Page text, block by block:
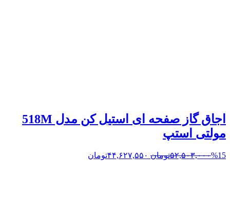
اجاق گاز صفحه ای استیل کن مدل 518M
مولتی استپ
%15۵۲,۵۰۳,۰۰۰تومان ۴۴,۶۲۷,۵۵۰تومان